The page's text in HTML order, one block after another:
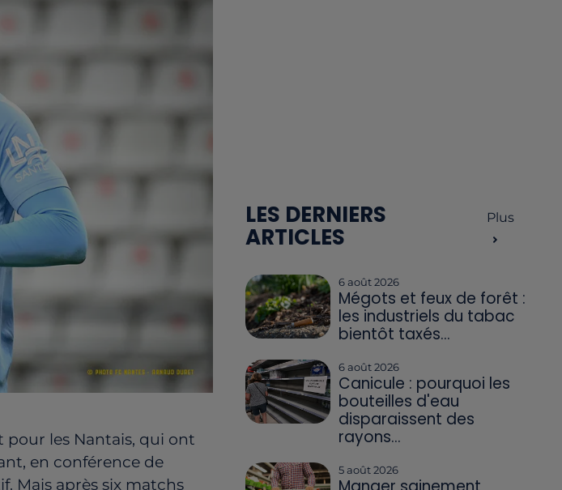
pour les Nantais, qui ont
en conférence de
Mais après six matchs
LES DERNIERS
ARTICLES
Plus
6 août 2026
Mégots et feux de forêt :
les industriels du tabac
bientôt taxés...
6 août 2026
Canicule : pourquoi les
bouteilles d'eau
disparaissent des
rayons...
5 août 2026